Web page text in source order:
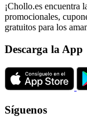
¡Chollo.es encuentra
promocionales,
gratuitos para los
Descarga la App
Síguenos